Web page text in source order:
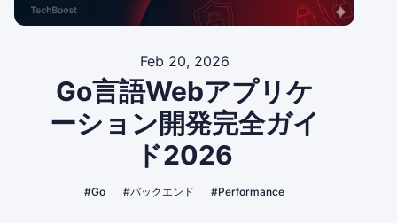
Feb 20, 2026
Go言語Webアプリケ
ーション開発完全ガイ
ド2026
#Go #バックエンド #Performance